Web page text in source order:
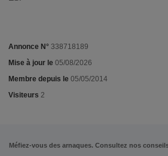
Annonce N° 338718189
Mise à jour le 05/08/2026
Membre depuis le 05/05/2014
Visiteurs 2
Méfiez-vous des arnaques. Consultez nos